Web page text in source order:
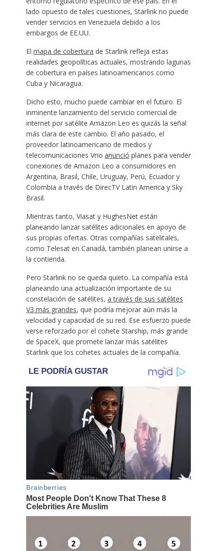
lado opuesto de tales cuestiones, Starlink no puede
vender servicios en Venezuela debido a los
embargos de EE.UU.
El mapa de cobertura de Starlink refleja estas
realidades geopolíticas actuales, mostrando lagunas
de cobertura en países latinoamericanos como
Cuba y Nicaragua.
Dicho esto, mucho puede cambiar en el futuro. El
inminente lanzamiento del servicio comercial de
internet por satélite Amazon Leo es quizás la señal
más clara de este cambio. El año pasado, el
proveedor latinoamericano de medios y
telecomunicaciones Vrio anunció planes para vender
conexiones de Amazon Leo a consumidores en
Argentina, Brasil, Chile, Uruguay, Perú, Ecuador y
Colombia a través de DirecTV Latin America y Sky
Brasil.
Mientras tanto, Viasat y HughesNet están
planeando lanzar satélites adicionales en apoyo de
sus propias ofertas. Otras compañías satelitales,
como Telesat en Canadá, también planean unirse a
la contienda.
Pero Starlink no se queda quieto. La compañía está
planeando una actualización importante de su
constelación de satélites, a través de sus satélites
V3 más grandes, que podría mejorar aún más la
velocidad y capacidad de su red. Ese esfuerzo puede
verse reforzado por el cohete Starship, más grande
de SpaceX, que promete lanzar más satélites
Starlink que los cohetes actuales de la compañía.